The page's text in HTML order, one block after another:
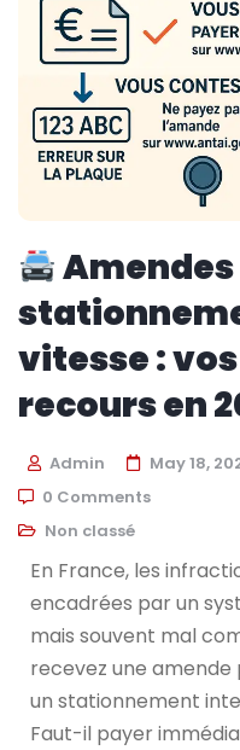
Amendes
vitesse :
recours en
Admin
May 18,
0 Comments
Non classé
En France, les
encadrées par un
mais souvent mal
recevez une amende
un stationnement
Faut-il payer